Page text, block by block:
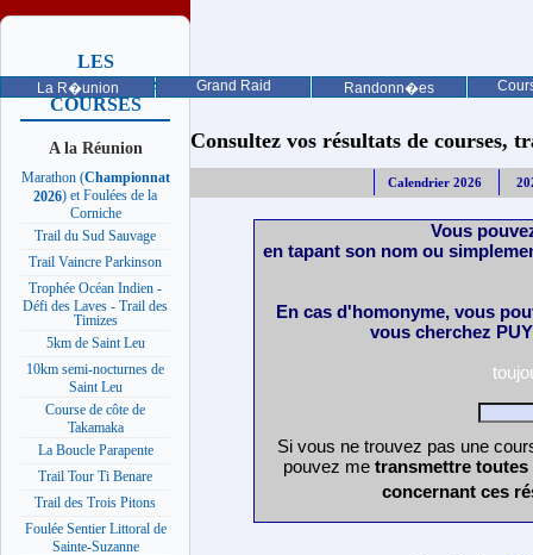
La R�union Grand Raid Randonn�es
LES
PROCHAINES
COURSES
A la Réunion
Marathon (Championnat
2026) et Foulées de la
Corniche
Trail du Sud Sauvage
Trail Vaincre Parkinson
Trophée Océan Indien -
Défi des Laves - Trail des
Timizes
5km de Saint Leu
10km semi-nocturnes de
Saint Leu
Course de côte de
Takamaka
La Boucle Parapente
Trail Tour Ti Benare
Trail des Trois Pitons
Foulée Sentier Littoral de
Sainte-Suzanne
Consultez vos résultats de courses,
Calendrier 2026
Vous
en tapant son nom ou
En cas d'homonyme, vous
vous cherchez
Si vous ne trouvez pas une
pouvez me transmettre
concernant ces